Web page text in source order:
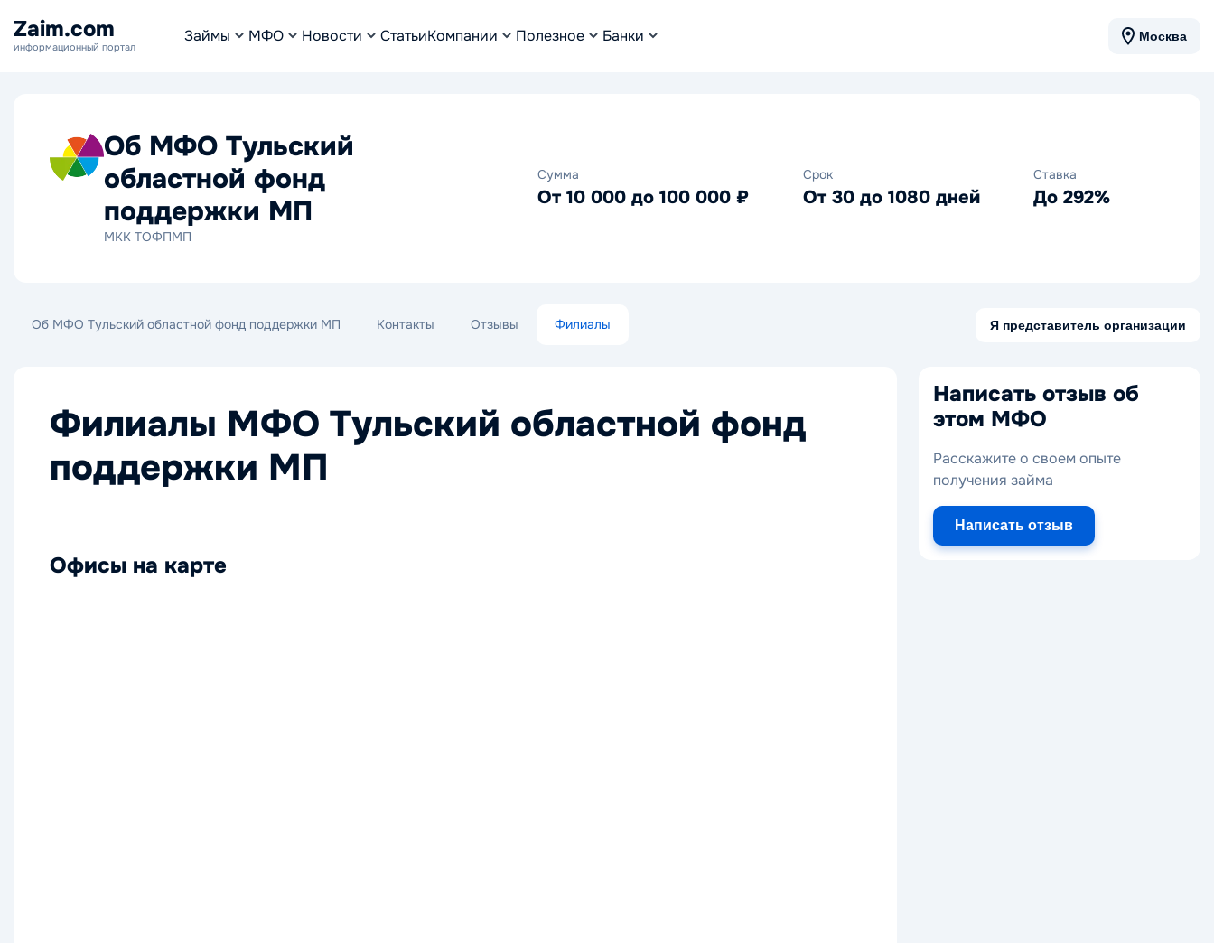
Zaim.com
информационный портал
Займы МФО Новости СтатьиКомпании Полезное Банки Москва
Об МФО Тульский
областной фонд
поддержки МП
МКК ТОФПМП
Сумма
От 10 000 до 100 000 ₽
Срок
От 30 до 1080 дней
Ставка
До 292%
Об МФО Тульский областной фонд поддержки МП Контакты Отзывы Филиалы Я представитель организации
Филиалы МФО Тульский областной фонд
поддержки МП
Офисы на карте
Написать отзыв об
этом МФО
Расскажите о своем опыте
получения займа
Написать отзыв